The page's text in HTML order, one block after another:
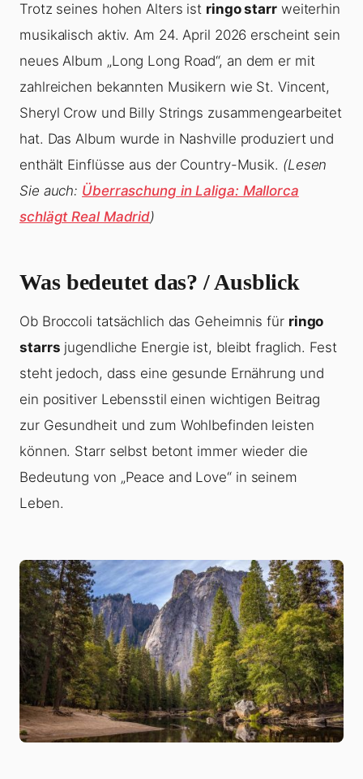
Trotz seines hohen Alters ist ringo starrweiterhin
musikalisch aktiv. Am 24. April 2026 erscheint sein
neues Album „Long Long Road“, an dem er mit
zahlreichen bekannten Musikern wie St. Vincent,
Sheryl Crow und Billy Strings zusammengearbeitet
hat. Das Album wurde in Nashville produziert und
enthält Einflüsse aus der Country-Musik. (Lesen
Sie auch: Überraschung in Laliga: Mallorca
schlägt Real Madrid)
Was bedeutet das? / Ausblick
Ob Broccoli tatsächlich das Geheimnis für ringo
starrs jugendliche Energie ist, bleibt fraglich. Fest
steht jedoch, dass eine gesunde Ernährung und
ein positiver Lebensstil einen wichtigen Beitrag
zur Gesundheit und zum Wohlbefinden leisten
können. Starr selbst betont immer wieder die
Bedeutung von „Peace and Love“ in seinem
Leben.